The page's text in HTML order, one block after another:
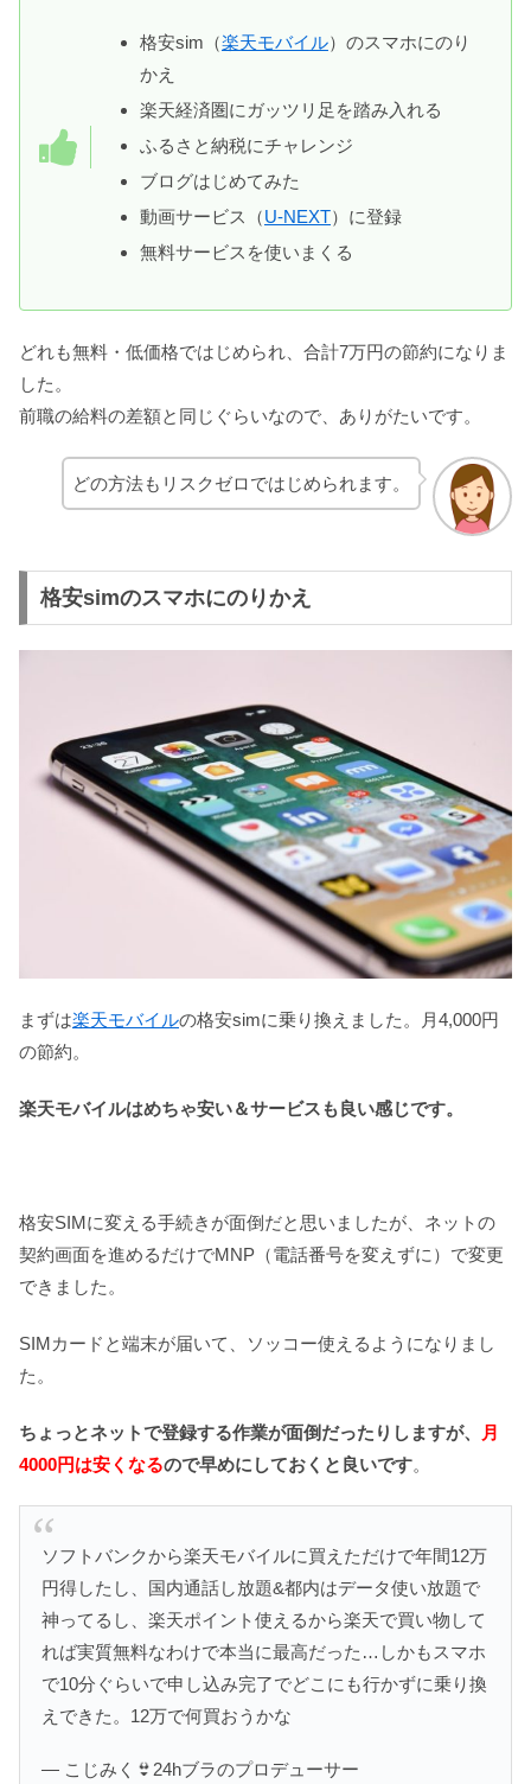
格安sim（楽天モバイル）のスマホにのり
かえ
楽天経済圏にガッツリ足を踏み入れる
ふるさと納税にチャレンジ
ブログはじめてみた
動画サービス（U-NEXT）に登録
無料サービスを使いまくる
どれも無料・低価格ではじめられ、合計7万円の節約になりま
した。
前職の給料の差額と同じぐらいなので、ありがたいです。
どの方法もリスクゼロではじめられます。
格安simのスマホにのりかえ
まずは楽天モバイルの格安simに乗り換えました。月4,000円
の節約。
楽天モバイルはめちゃ安い＆サービスも良い感じです。
格安SIMに変える手続きが面倒だと思いましたが、ネットの
契約画面を進めるだけでMNP（電話番号を変えずに）で変更
できました。
SIMカードと端末が届いて、ソッコー使えるようになりまし
た。
ちょっとネットで登録する作業が面倒だったりしますが、
月
4000円は安くなるので早めにしておくと良いです。
ソフトバンクから楽天モバイルに買えただけで年間12万
円得したし、国内通話し放題&都内はデータ使い放題で
神ってるし、楽天ポイント使えるから楽天で買い物して
れば実質無料なわけで本当に最高だった…しかもスマホ
で10分ぐらいで申し込み完了でどこにも行かずに乗り換
えできた。12万で何買おうかな
— こじみく👙24hブラのプロデューサー